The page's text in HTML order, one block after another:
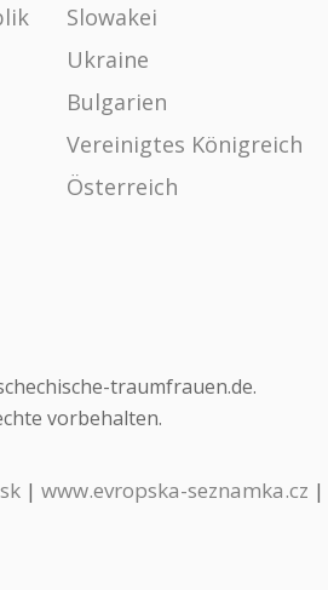
Slowakei
Ukraine
Bulgarien
Vereinigtes Königreich
Österreich
traumfrauen.de.
vorbehalten.
| www.evropska-seznamka.cz |